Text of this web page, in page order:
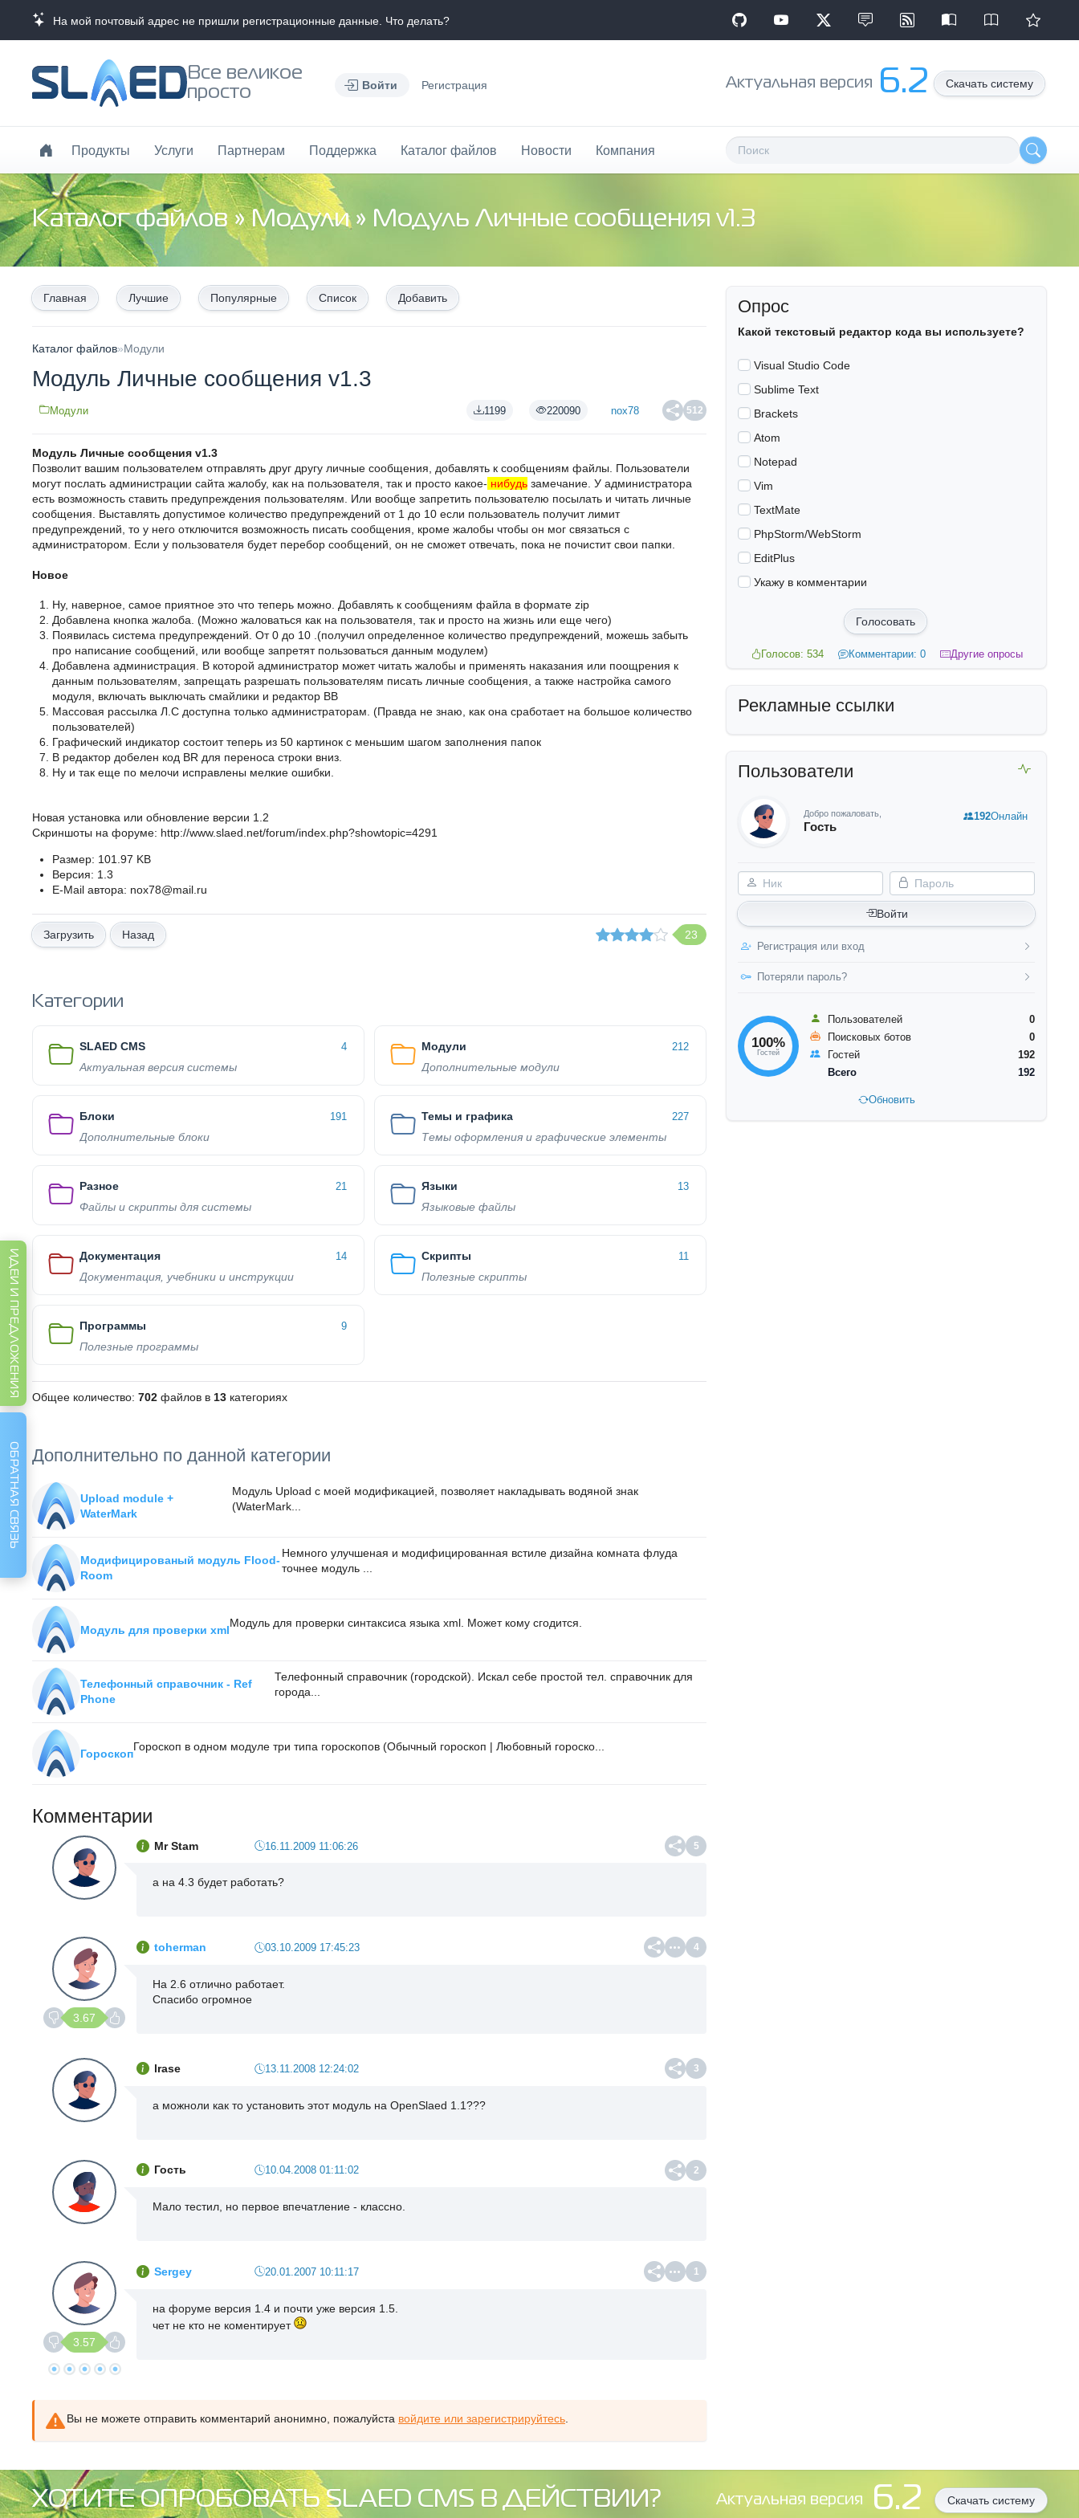
На мой почтовый адрес не пришли регистрационные данные. Что делать?
Все великое
просто
Войти Регистрация Aктуальная версия 6.2 Скачать систему
Продукты Услуги Партнерам Поддержка Каталог файлов Новости Компания
Каталог файлов» Модули» Модуль Личные сообщения v1.3
Главная Лучшие Популярные Список Добавить
Каталог файлов»Модули
Модуль Личные сообщения v1.3
1199 220090 nox78 512
Модули
Модуль Личные сообщения v1.3
Позволит вашим пользователем отправлять друг другу личные сообщения, добавлять к сообщениям файлы. Пользователи
могут послать администрации сайта жалобу, как на пользователя, так и просто какое- нибудь замечание. У администратора
есть возможность ставить предупреждения пользователям. Или вообще запретить пользователю посылать и читать личные
сообщения. Выставлять допустимое количество предупреждений от 1 до 10 если пользователь получит лимит
предупреждений, то у него отключится возможность писать сообщения, кроме жалобы чтобы он мог связаться с
администратором. Если у пользователя будет перебор сообщений, он не сможет отвечать, пока не почистит свои папки.
Новое
Ну, наверное, самое приятное это что теперь можно. Добавлять к сообщениям файла в формате zip
Добавлена кнопка жалоба. (Можно жаловаться как на пользователя, так и просто на жизнь или еще чего)
Появилась система предупреждений. От 0 до 10 .(получил определенное количество предупреждений, можешь забыть
про написание сообщений, или вообще запретят пользоваться данным модулем)
Добавлена администрация. В которой администратор может читать жалобы и применять наказания или поощрения к
данным пользователям, запрещать разрешать пользователям писать личные сообщения, а также настройка самого
модуля, включать выключать смайлики и редактор BB
Массовая рассылка Л.С доступна только администраторам. (Правда не знаю, как она сработает на большое количество
пользователей)
Графический индикатор состоит теперь из 50 картинок с меньшим шагом заполнения папок
В редактор добелен код BR для переноса строки вниз.
Ну и так еще по мелочи исправлены мелкие ошибки.
Новая установка или обновление версии 1.2
Скриншоты на форуме: http://www.slaed.net/forum/index.php?showtopic=4291
Размер: 101.97 KB
Версия: 1.3
E-Mail автора: nox78@mail.ru
23
Назад
Категории
SLAED CMS 4
Актуальная версия системы
Модули 212
Дополнительные модули
Блоки 191
Дополнительные блоки
Темы и графика 227
Темы оформления и графические элементы
Разное 21
Файлы и скрипты для системы
Языки 13
Языковые файлы
Документация 14
Документация, учебники и инструкции
Скрипты 11
Полезные скрипты
Программы 9
Полезные программы
Общее количество: 702 файлов в 13 категориях
Дополнительно по данной категории
Upload module +
WaterMark
Модуль Upload с моей модификацией, позволяет накладывать водяной знак
(WaterMark...
Модифицированый модуль Flood-
Room
Немного улучшеная и модифицированная встиле дизайна комната флуда
точнее модуль ...
Модуль для проверки xml
Модуль для проверки синтаксиса языка xml. Может кому сгодится.
Телефонный справочник - Ref
Phone
Телефонный справочник (городской). Искал себе простой тел. справочник для
города...
Гороскоп
Гороскоп в одном модуле три типа гороскопов (Обычный гороскоп | Любовный гороско...
Комментарии
Mr Stam 16.11.2009 11:06:26 5
а на 4.3 будет работать?
3.67
toherman 03.10.2009 17:45:23 4
На 2.6 отлично работает.
Спасибо огромное
lrase 13.11.2008 12:24:02 3
а можноли как то установить этот модуль на OpenSlaed 1.1???
Гость 10.04.2008 01:11:02 2
Мало тестил, но первое впечатление - классно.
3.57
Sergey 20.01.2007 10:11:17 1
на форуме версия 1.4 и почти уже версия 1.5.
чет не кто не коментирует
Вы не можете отправить комментарий анонимно, пожалуйста войдите или зарегистрируйтесь
Опрос
Какой текстовый редактор кода вы используете?
Visual Studio Code
Sublime Text
Brackets
Atom
Notepad
Vim
TextMate
PhpStorm/WebStorm
EditPlus
Укажу в комментарии
Голосовать
Голосов: 534 Комментарии: 0 Другие опросы
Рекламные ссылки
Пользователи
Добро пожаловать,
Гость
Ник Пароль
Войти
Регистрация или вход
Потеряли пароль?
192Онлайн
100%
Гостей
Пользователей
0
Поисковых ботов
0
Гостей
192
Всего
192
Обновить
ХОТИТЕ ОПРОБОВАТЬ SLAED CMS В ДЕЙСТВИИ? Aктуальная версия 6.2 Скачать систему
ИДЕИ И ПРЕДЛОЖЕНИЯ
ОБРАТНАЯ СВЯЗЬ